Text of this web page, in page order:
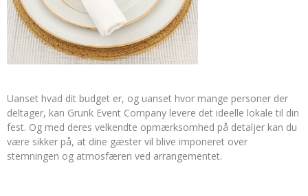
Uanset hvad dit budget er, og uanset hvor mange personer der
deltager, kan Grunk Event Company levere det ideelle lokale til din
fest. Og med deres velkendte opmærksomhed på detaljer kan du
være sikker på, at dine gæster vil blive imponeret over
stemningen og atmosfæren ved arrangementet.